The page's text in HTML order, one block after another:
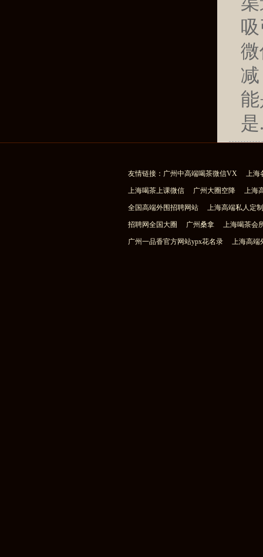
友情链接： 广州中高端喝茶微信VX 上
上海喝茶上课微信 广州大圈空降 上海
全国高端外围招聘网站 上海高端私人定
招聘网全国大圈 广州桑拿 上海喝茶会
广州一品香官方网站ypx花名录 上海高